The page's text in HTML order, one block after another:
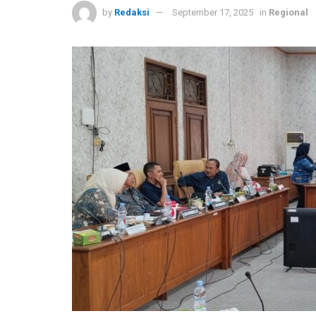
by Redaksi September 17, 2025 in Regional